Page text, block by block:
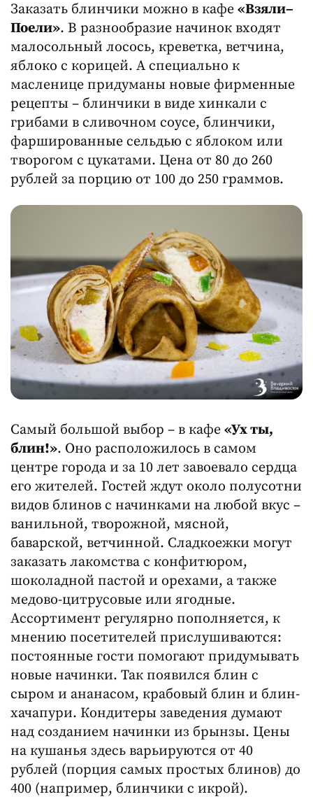
Заказать блинчики можно в кафе «Взяли–
Поели». В разнообразие начинок входят
малосольный лосось, креветка, ветчина,
яблоко с корицей. А специально к
масленице придуманы новые фирменные
рецепты – блинчики в виде хинкали с
грибами в сливочном соусе, блинчики,
фаршированные сельдью с яблоком или
творогом с цукатами. Цена от 80 до 260
рублей за порцию от 100 до 250 граммов.
Самый большой выбор – в кафе «Ух ты,
блин!». Оно расположилось в самом
центре города и за 10 лет завоевало сердца
его жителей. Гостей ждут около полусотни
видов блинов с начинками на любой вкус –
ванильной, творожной, мясной,
баварской, ветчинной. Сладкоежки могут
заказать лакомства с конфитюром,
шоколадной пастой и орехами, а также
медово-цитрусовые или ягодные.
Ассортимент регулярно пополняется, к
мнению посетителей прислушиваются:
постоянные гости помогают придумывать
новые начинки. Так появился блин с
сыром и ананасом, крабовый блин и блин-
хачапури. Кондитеры заведения думают
над созданием начинки из брынзы. Цены
на кушанья здесь варьируются от 40
рублей (порция самых простых блинов) до
400 (например, блинчики с икрой).